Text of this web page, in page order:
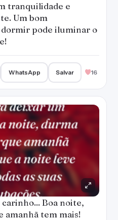
tranquilidade e
Um bom
pode iluminar o
WhatsApp Salvar 16
Boa noite,
amanhã tem mais!